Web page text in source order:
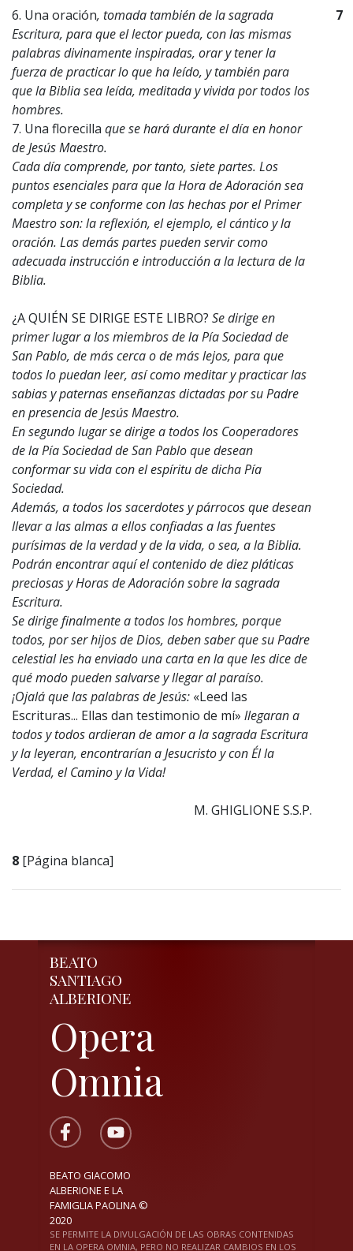
6. Una oración, tomada también de la sagrada
Escritura, para que el lector pueda, con las mismas
palabras divinamente inspiradas, orar y tener la
fuerza de practicar lo que ha leído, y también para
que la Biblia sea leída, meditada y vivida por todos los
hombres.
7. Una florecilla que se hará durante el día en honor
de Jesús Maestro.
Cada día comprende, por tanto, siete partes. Los
puntos esenciales para que la Hora de Adoración sea
completa y se conforme con las hechas por el Primer
Maestro son: la reflexión, el ejemplo, el cántico y la
oración. Las demás partes pueden servir como
adecuada instrucción e introducción a la lectura de la
Biblia.
¿A QUIÉN SE DIRIGE ESTE LIBRO? Se dirige en
primer lugar a los miembros de la Pía Sociedad de
San Pablo, de más cerca o de más lejos, para que
todos lo puedan leer, así como meditar y practicar las
sabias y paternas enseñanzas dictadas por su Padre
en presencia de Jesús Maestro.
En segundo lugar se dirige a todos los Cooperadores
de la Pía Sociedad de San Pablo que desean
conformar su vida con el espíritu de dicha Pía
Sociedad.
Además, a todos los sacerdotes y párrocos que desean
llevar a las almas a ellos confiadas a las fuentes
purísimas de la verdad y de la vida, o sea, a la Biblia.
Podrán encontrar aquí el contenido de diez pláticas
preciosas y Horas de Adoración sobre la sagrada
Escritura.
Se dirige finalmente a todos los hombres, porque
todos, por ser hijos de Dios, deben saber que su Padre
celestial les ha enviado una carta en la que les dice de
qué modo pueden salvarse y llegar al paraíso.
¡Ojalá que las palabras de Jesús: «Leed las
Escrituras... Ellas dan testimonio de mí» llegaran a
todos y todos ardieran de amor a la sagrada Escritura
y la leyeran, encontrarían a Jesucristo y con Él la
Verdad, el Camino y la Vida!
M. GHIGLIONE S.S.P.
8 [Página blanca]
7
BEATO
SANTIAGO
ALBERIONE
Opera
Omnia
BEATO GIACOMO
ALBERIONE E LA
FAMIGLIA PAOLINA ©
2020
SE PERMITE LA DIVULGACIÓN DE LAS OBRAS CONTENIDAS
EN LA OPERA OMNIA, PERO NO REALIZAR CAMBIOS EN LOS